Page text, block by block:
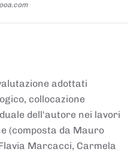
adottati
collocazione
dell'autore nei lavori
(composta da Mauro
Marcacci, Carmela